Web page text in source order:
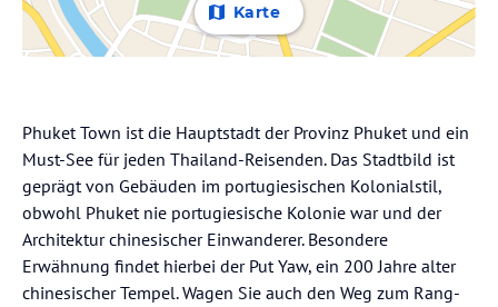
Karte
Phuket Town ist die Hauptstadt der Provinz Phuket und ein
Must-See für jeden Thailand-Reisenden. Das Stadtbild ist
geprägt von Gebäuden im portugiesischen Kolonialstil,
obwohl Phuket nie portugiesische Kolonie war und der
Architektur chinesischer Einwanderer. Besondere
Erwähnung findet hierbei der Put Yaw, ein 200 Jahre alter
chinesischer Tempel. Wagen Sie auch den Weg zum Rang-